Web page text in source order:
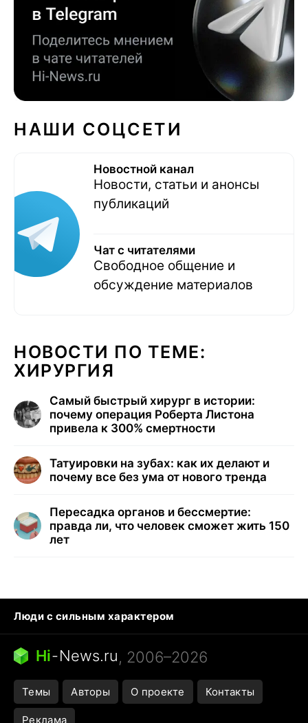
НАШИ СОЦСЕТИ
Новостной канал
Новости, статьи и анонсы
публикаций
Чат с читателями
Свободное общение и
обсуждение материалов
НОВОСТИ ПО ТЕМЕ:
ХИРУРГИЯ
Самый быстрый хирург в истории:
почему операция Роберта Листона
привела к 300% смертности
Татуировки на зубах: как их делают и
почему все без ума от нового тренда
Пересадка органов и бессмертие:
правда ли, что человек сможет жить 150
лет
Люди с сильным характером
Кошка писает на кровать
Тунцы в океанариуме
Ядовитые пауки России
Города в ядерной войне
Hi-News.ru, 2006–2026
Темы Авторы О проекте Контакты
Реклама